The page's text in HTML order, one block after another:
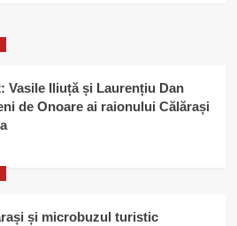
Vasile Iliuță și Laurențiu Dan
de Onoare ai raionului Călărași
și microbuzul turistic